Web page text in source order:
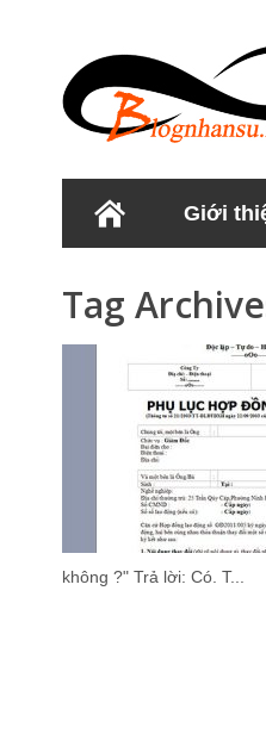
Giới
Tag
không ?" Trả lời: Có. T...